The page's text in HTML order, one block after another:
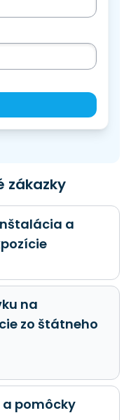
zákazky
a
na
zo štátneho
pomôcky